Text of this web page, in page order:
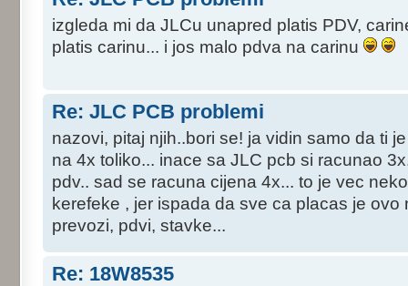
izgleda mi da JLCu unapred platis PDV,
platis carinu... i jos malo pdva na carinu
Re: JLC PCB problemi
nazovi, pitaj njih..bori se! ja vidin samo da ti
na 4x toliko... inace sa JLC pcb si racunao
pdv.. sad se racuna cijena 4x... to je vec
kerefeke , jer ispada da sve ca placas je ovo
prevozi, pdvi, stavke...
Re: 18W8535